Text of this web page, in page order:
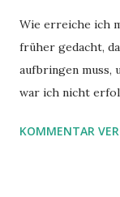
Wie erreiche ich
früher gedacht,
aufbringen muss,
war ich nicht
möchte. Darin
KOMMENTAR